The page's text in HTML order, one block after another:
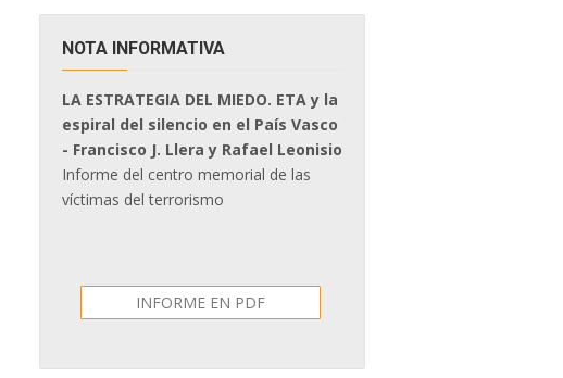
NOTA INFORMATIVA
LA ESTRATEGIA DEL MIEDO. ETA y la
espiral del silencio en el País Vasco
- Francisco J. Llera y Rafael Leonisio
Informe del centro memorial de las
víctimas del terrorismo
INFORME EN PDF